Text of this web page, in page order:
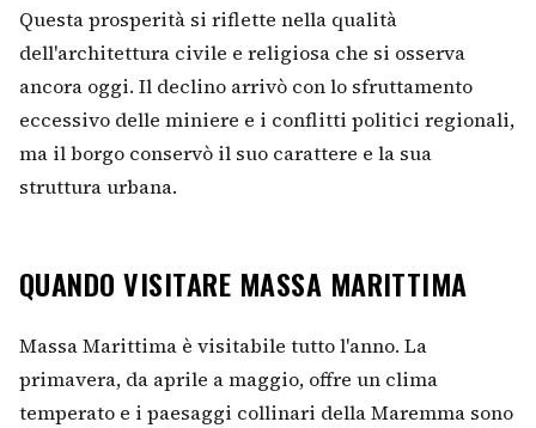
Questa prosperità si riflette nella qualità
dell'architettura civile e religiosa che si osserva
ancora oggi. Il declino arrivò con lo sfruttamento
eccessivo delle miniere e i conflitti politici regionali,
ma il borgo conservò il suo carattere e la sua
struttura urbana.
QUANDO VISITARE MASSA MARITTIMA
Massa Marittima è visitabile tutto l'anno. La
primavera, da aprile a maggio, offre un clima
temperato e i paesaggi collinari della Maremma sono